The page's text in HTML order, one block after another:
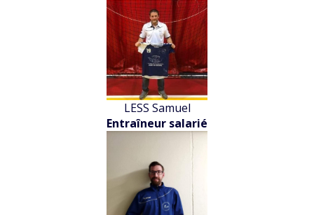
LESS Samuel
Entraîneur salarié